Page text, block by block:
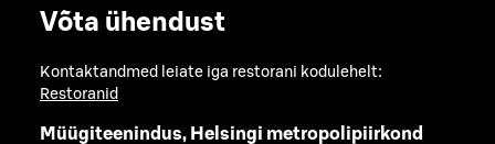
Võta ühendust
Kontaktandmed leiate iga restorani kodulehelt:
Restoranid
Müügiteenindus, Helsingi metropolipiirkond